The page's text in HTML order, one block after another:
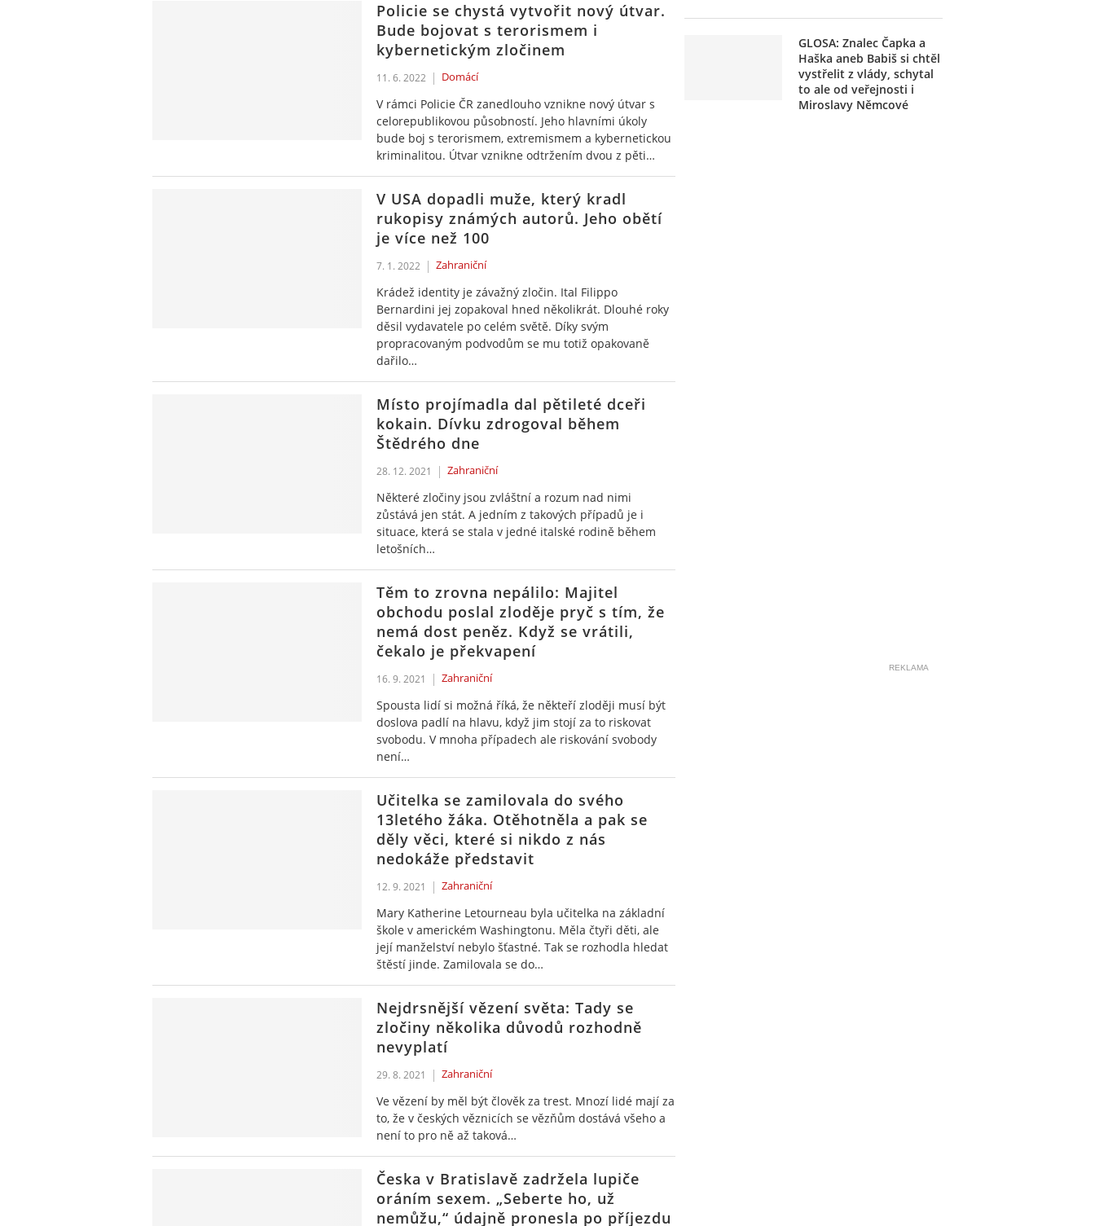
Policie se chystá vytvořit nový útvar.
Bude bojovat s terorismem i
kybernetickým zločinem
11. 6. 2022 Domácí
V rámci Policie ČR zanedlouho vznikne nový útvar s
celorepublikovou působností. Jeho hlavními úkoly
bude boj s terorismem, extremismem a kybernetickou
kriminalitou. Útvar vznikne odtržením dvou z pěti…
V USA dopadli muže, který kradl
rukopisy známých autorů. Jeho obětí
je více než 100
7. 1. 2022 Zahraniční
Krádež identity je závažný zločin. Ital Filippo
Bernardini jej zopakoval hned několikrát. Dlouhé roky
děsil vydavatele po celém světě. Díky svým
propracovaným podvodům se mu totiž opakovaně
dařilo…
Místo projímadla dal pětileté dceři
kokain. Dívku zdrogoval během
Štědrého dne
28. 12. 2021 Zahraniční
Některé zločiny jsou zvláštní a rozum nad nimi
zůstává jen stát. A jedním z takových případů je i
situace, která se stala v jedné italské rodině během
letošních…
Těm to zrovna nepálilo: Majitel
obchodu poslal zloděje pryč s tím, že
nemá dost peněz. Když se vrátili,
čekalo je překvapení
16. 9. 2021 Zahraniční
Spousta lidí si možná říká, že někteří zloději musí být
doslova padlí na hlavu, když jim stojí za to riskovat
svobodu. V mnoha případech ale riskování svobody
není…
Učitelka se zamilovala do svého
13letého žáka. Otěhotněla a pak se
děly věci, které si nikdo z nás
nedokáže představit
12. 9. 2021 Zahraniční
Mary Katherine Letourneau byla učitelka na základní
škole v americkém Washingtonu. Měla čtyři děti, ale
její manželství nebylo šťastné. Tak se rozhodla hledat
štěstí jinde. Zamilovala se do…
Nejdrsnější vězení světa: Tady se
zločiny několika důvodů rozhodně
nevyplatí
29. 8. 2021 Zahraniční
Ve vězení by měl být člověk za trest. Mnozí lidé mají za
to, že v českých věznicích se vězňům dostává všeho a
není to pro ně až taková…
Česka v Bratislavě zadržela lupiče
oráním sexem. „Seberte ho, už
nemůžu,“ údajně pronesla po příjezdu
GLOSA: Znalec Čapka a
Haška aneb Babiš si chtěl
vystřelit z vlády, schytal
to ale od veřejnosti i
Miroslavy Němcové
REKLAMA